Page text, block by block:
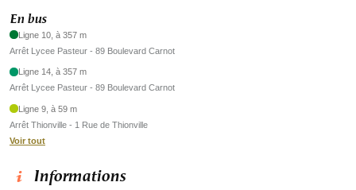
En bus
Ligne 10, à 357 m
Arrêt Lycee Pasteur - 89 Boulevard Carnot
Ligne 14, à 357 m
Arrêt Lycee Pasteur - 89 Boulevard Carnot
Ligne 9, à 59 m
Arrêt Thionville - 1 Rue de Thionville
Voir tout
Informations